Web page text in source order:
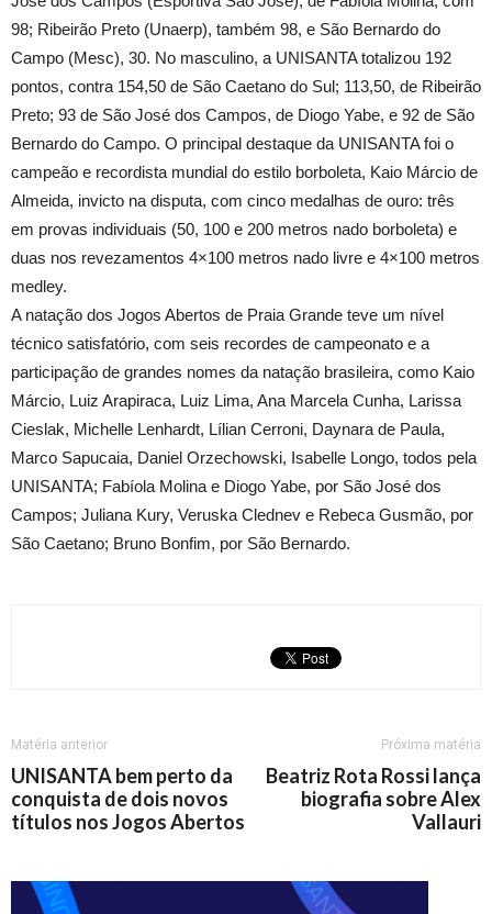
98; Ribeirão Preto (Unaerp), também 98, e São Bernardo do
Campo (Mesc), 30. No masculino, a UNISANTA totalizou 192
pontos, contra 154,50 de São Caetano do Sul; 113,50, de Ribeirão
Preto; 93 de São José dos Campos, de Diogo Yabe, e 92 de São
Bernardo do Campo. O principal destaque da UNISANTA foi o
campeão e recordista mundial do estilo borboleta, Kaio Márcio de
Almeida, invicto na disputa, com cinco medalhas de ouro: três
em provas individuais (50, 100 e 200 metros nado borboleta) e
duas nos revezamentos 4×100 metros nado livre e 4×100 metros
medley.
A natação dos Jogos Abertos de Praia Grande teve um nível
técnico satisfatório, com seis recordes de campeonato e a
participação de grandes nomes da natação brasileira, como Kaio
Márcio, Luiz Arapiraca, Luiz Lima, Ana Marcela Cunha, Larissa
Cieslak, Michelle Lenhardt, Lílian Cerroni, Daynara de Paula,
Marco Sapucaia, Daniel Orzechowski, Isabelle Longo, todos pela
UNISANTA; Fabíola Molina e Diogo Yabe, por São José dos
Campos; Juliana Kury, Veruska Clednev e Rebeca Gusmão, por
São Caetano; Bruno Bonfim, por São Bernardo.
Matéria anterior
UNISANTA bem perto da
conquista de dois novos
títulos nos Jogos Abertos
Próxima matéria
Beatriz Rota Rossi lança
biografia sobre Alex
Vallauri